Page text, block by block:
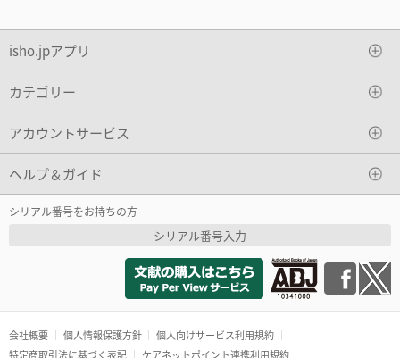
isho.jpアプリ
カテゴリー
アカウントサービス
ヘルプ＆ガイド
シリアル番号をお持ちの方
シリアル番号入力
会社概要 個人情報保護方針
個人向けサービス利用規約
特定商取引法に基づく表記
ケアネットポイント連携利用規約